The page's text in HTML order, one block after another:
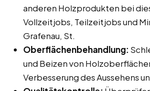
anderen Holzprodukten bei
Vollzeitjobs, Teilzeitjobs und
Grafenau, St.
Oberflächenbehandlung:
und Beizen von
Verbesserung des Aussehens